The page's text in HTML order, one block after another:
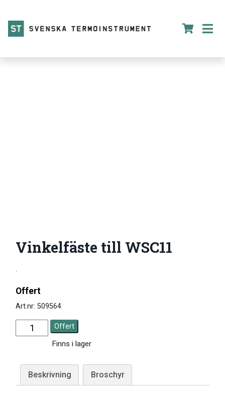
Vinkelfäste till WSC11
.
Offert
Art.nr: 509564
Offert
Finns i lager
Beskrivning Broschyr